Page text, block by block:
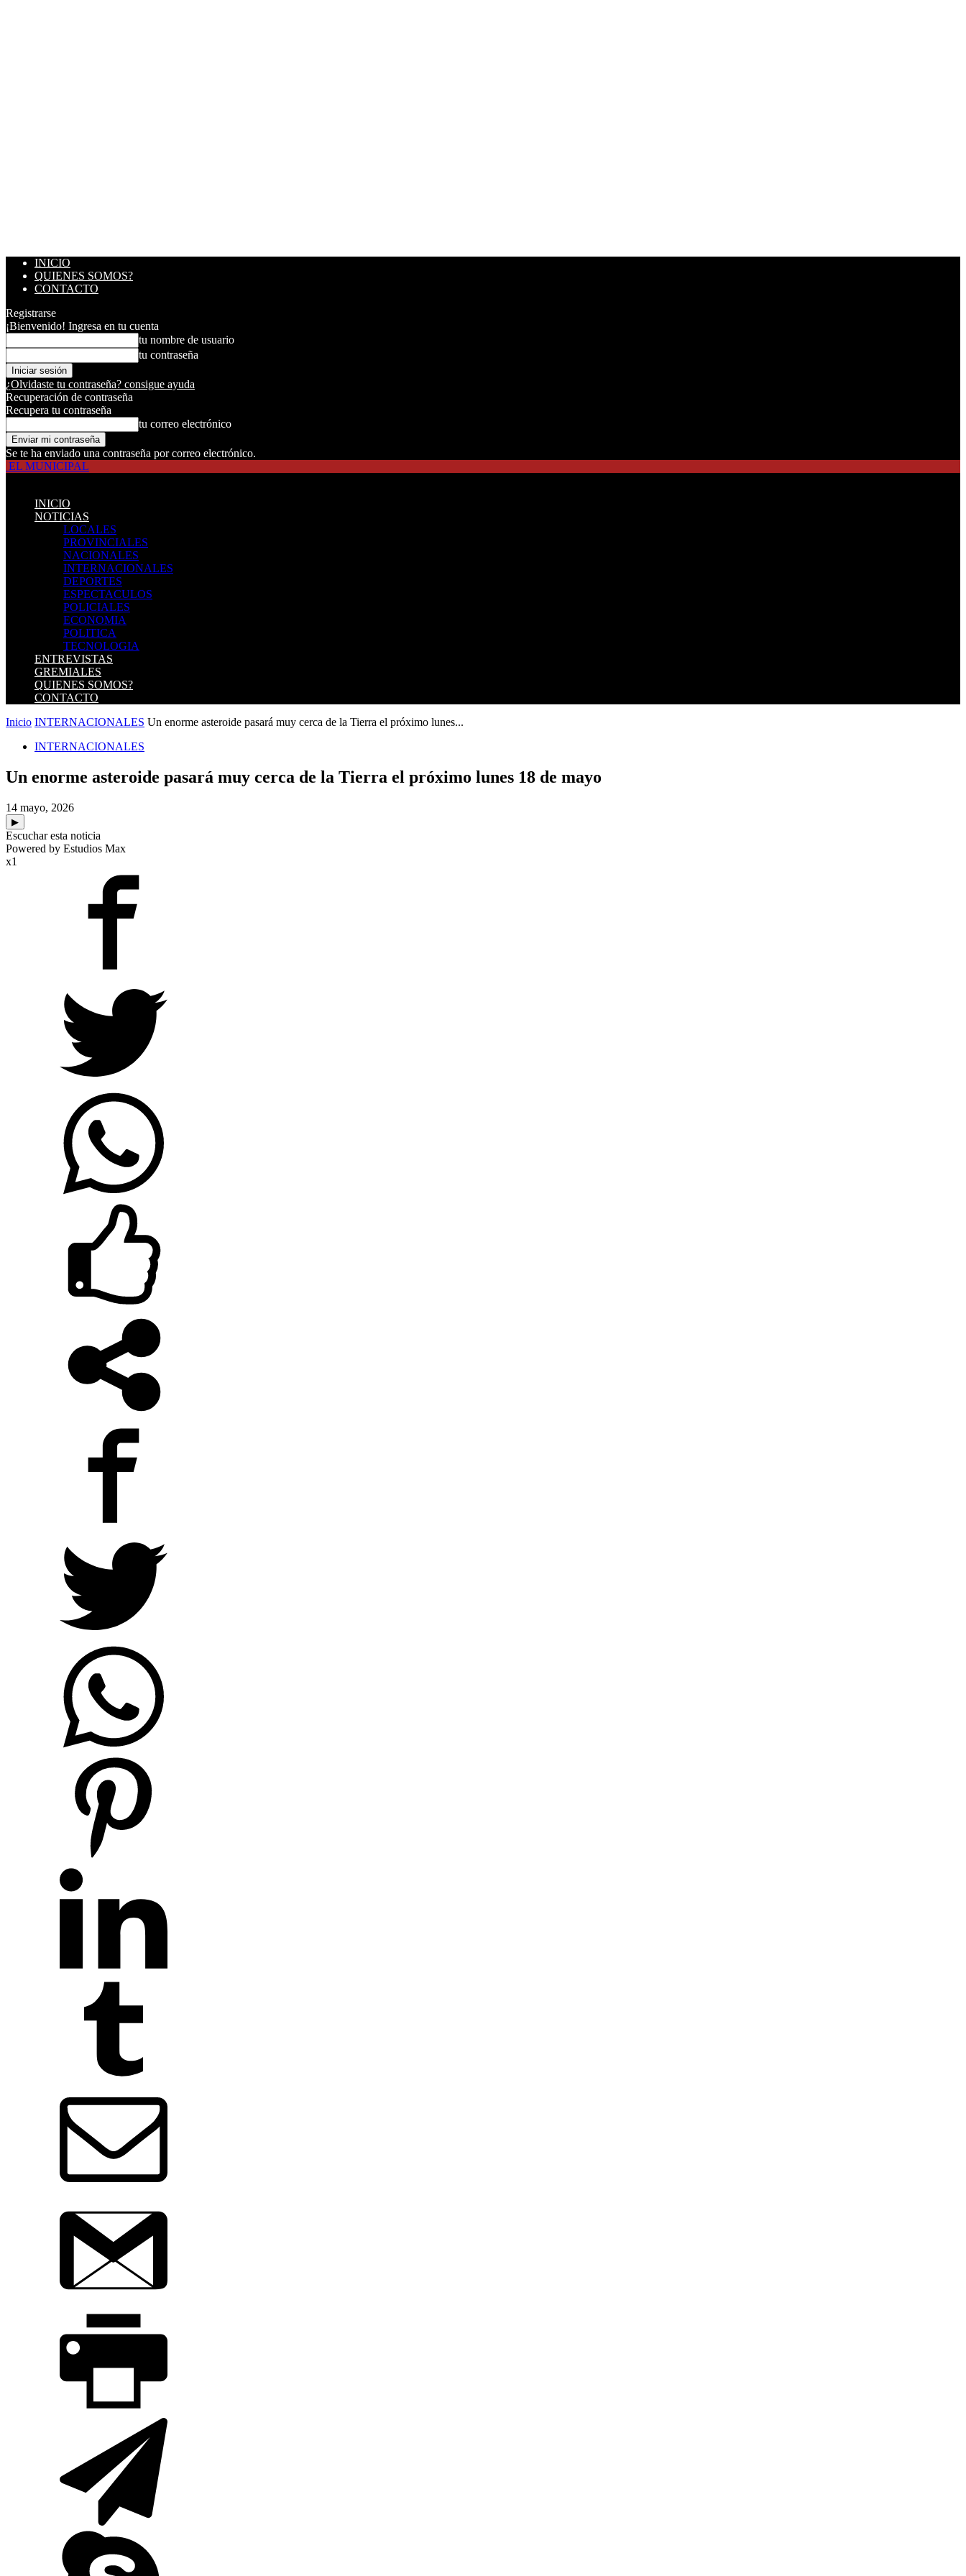
INICIO
QUIENES SOMOS?
CONTACTO
Registrarse
¡Bienvenido! Ingresa en tu cuenta
tu nombre de usuario
tu contraseña
¿Olvidaste tu contraseña? consigue ayuda
Recuperación de contraseña
Recupera tu contraseña
tu correo electrónico
Se te ha enviado una contraseña por correo electrónico.
EL MUNICIPAL
INICIO
NOTICIAS
LOCALES
PROVINCIALES
NACIONALES
INTERNACIONALES
DEPORTES
ESPECTACULOS
POLICIALES
ECONOMIA
POLITICA
TECNOLOGIA
ENTREVISTAS
GREMIALES
QUIENES SOMOS?
CONTACTO
Inicio INTERNACIONALES Un enorme asteroide pasará muy cerca de la Tierra el próximo lunes...
INTERNACIONALES
Un enorme asteroide pasará muy cerca de la Tierra el próximo lunes 18 de mayo
14 mayo, 2026
▶
Escuchar esta noticia
Powered by Estudios Max
x1